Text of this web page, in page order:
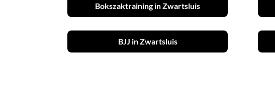
Bokszaktraining in Zwartsluis
BJJ in Zwartsluis